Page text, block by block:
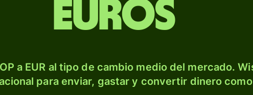
euros
a EUR al tipo de cambio medio del mercado.
para enviar, gastar y convertir dinero